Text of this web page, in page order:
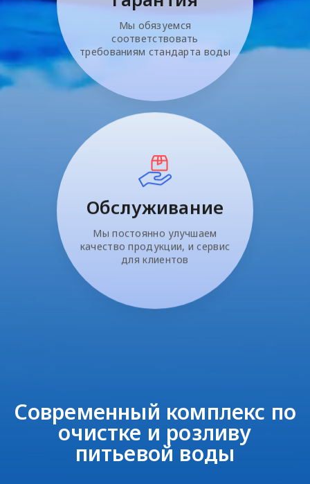
Мы обязуемся
соответствовать
требованиям стандарта воды
Обслуживание
Мы постоянно улучшаем
качество продукции, и сервис
для клиентов
Современный комплекс по
очистке и розливу
питьевой воды